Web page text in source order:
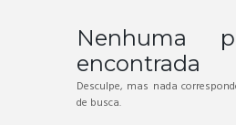
Nenhuma
encontrada
Desculpe, mas nada
de busca.